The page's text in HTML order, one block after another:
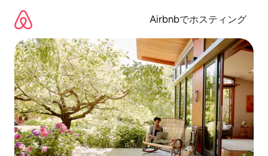
Airbnbでホスティング